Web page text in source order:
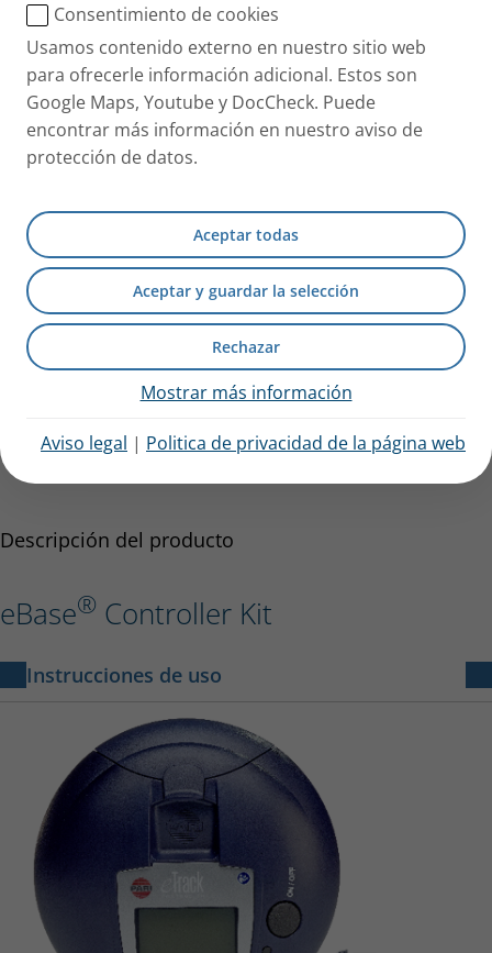
Consentimiento de cookies
Usamos contenido externo en nuestro sitio web
para ofrecerle información adicional. Estos son
Google Maps, Youtube y DocCheck. Puede
encontrar más información en nuestro aviso de
protección de datos.
Aceptar todas
Aceptar y guardar la selección
Rechazar
Mostrar más información
Aviso legal | Politica de privacidad de la página web
Prospecto
Ficha Técnica
Descripción del producto
eBase® Controller Kit
Instrucciones de uso
NCP eBase Controller
Instructions for use – NCP eBase Controller EU-
678D1177-A